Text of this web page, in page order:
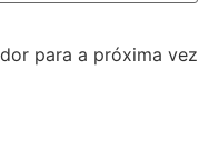
para a próxima vez